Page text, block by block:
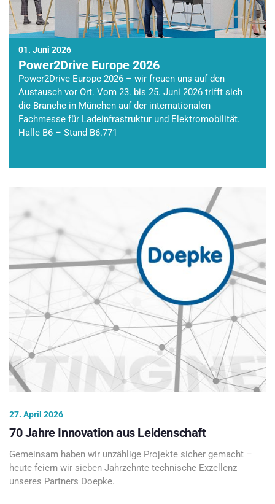
01. Juni 2026
Power2Drive Europe 2026
Power2Drive Europe 2026 – wir freuen uns auf den
Austausch vor Ort. Vom 23. bis 25. Juni 2026 trifft sich
die Branche in München auf der internationalen
Fachmesse für Ladeinfrastruktur und Elektromobilität.
Halle B6 – Stand B6.771
27. April 2026
70 Jahre Innovation aus Leidenschaft
Gemeinsam haben wir unzählige Projekte sicher gemacht –
heute feiern wir sieben Jahrzehnte technische Exzellenz
unseres Partners Doepke.